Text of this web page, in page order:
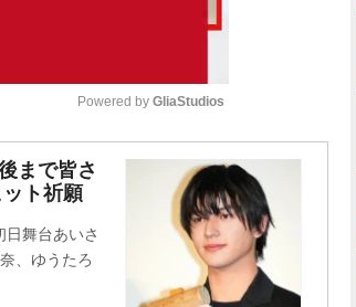
M
Powered by GliaStudios
まで皆さ
ト祈願
舞台あいさ
、ゆうたろ